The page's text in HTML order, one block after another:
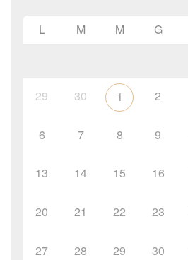
L M M G
29 30 1 2
6 7 8 9
13 14 15 16
20 21 22 23
27 28 29 30